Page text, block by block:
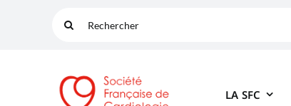
Rechercher:
LA SFC